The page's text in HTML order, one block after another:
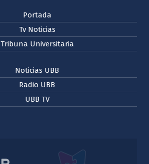
Portada
Tv Noticias
Tribuna Universitaria
Noticias UBB
Radio UBB
UBB TV